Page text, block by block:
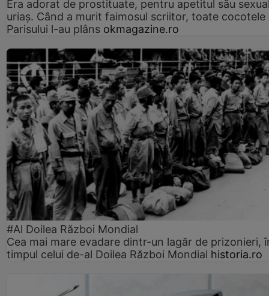
Era adorat de prostituate, pentru apetitul său
uriaș. Când a murit faimosul scriitor, toate cocotele
Parisului l-au plâns okmagazine.ro
#Al Doilea Război Mondial
Cea mai mare evadare dintr-un lagăr de prizonieri,
timpul celui de-al Doilea Război Mondial historia.ro